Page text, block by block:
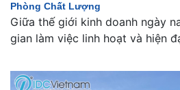
Phòng Chất Lượng
Giữa thế giới kinh doanh ngày
gian làm việc linh hoạt và hiện